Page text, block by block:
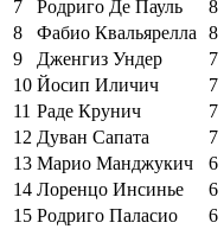
7
Родриго Де Пауль
8
8
Фабио Квальярелла
8
9
Дженгиз Ундер
7
10 Йосип Иличич
7
11 Раде Крунич
7
12 Дуван Сапата
7
13 Марио Манджукич
6
14 Лоренцо Инсинье
6
15 Родриго Паласио 6